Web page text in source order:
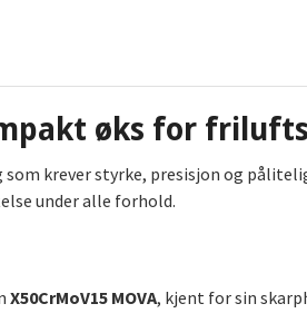
øks for
krever styrke, presisjon og
under alle forhold.
X50CrMoV15 MOVA, kjent for sin